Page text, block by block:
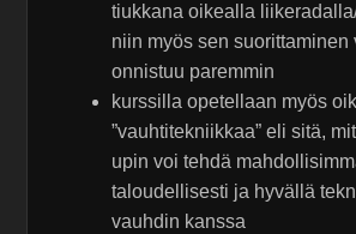
tiukkana oikealla
niin myös sen suorittaminen
onnistuu paremmin
kurssilla opetellaan myös
”vauhtitekniikkaa” eli sitä,
upin voi tehdä
taloudellisesti ja hyvällä
vauhdin kanssa